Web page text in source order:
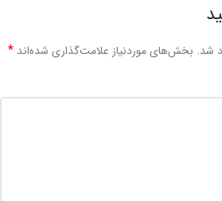
شد. بخش‌های موردنیاز علامت‌گذاری شده‌اند *